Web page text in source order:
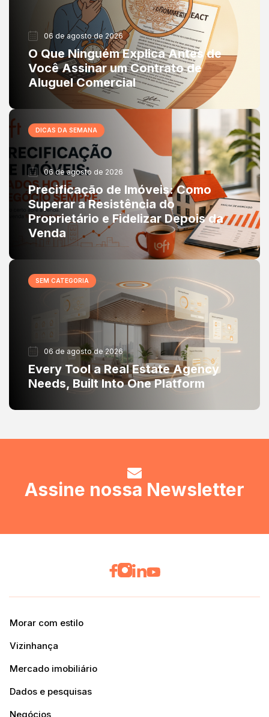
06 de agosto de 2026
O Que Ninguém Explica Antes de
Você Assinar um Contrato de
Aluguel Comercial
DICAS DA SEMANA
06 de agosto de 2026
Precificação de Imóveis: Como
Superar a Resistência do
Proprietário e Fidelizar Depois da
Venda
SEM CATEGORIA
06 de agosto de 2026
Every Tool a Real Estate Agency
Needs, Built Into One Platform
Assine nossa Newsletter
Morar com estilo
Vizinhança
Mercado imobiliário
Dados e pesquisas
Negócios